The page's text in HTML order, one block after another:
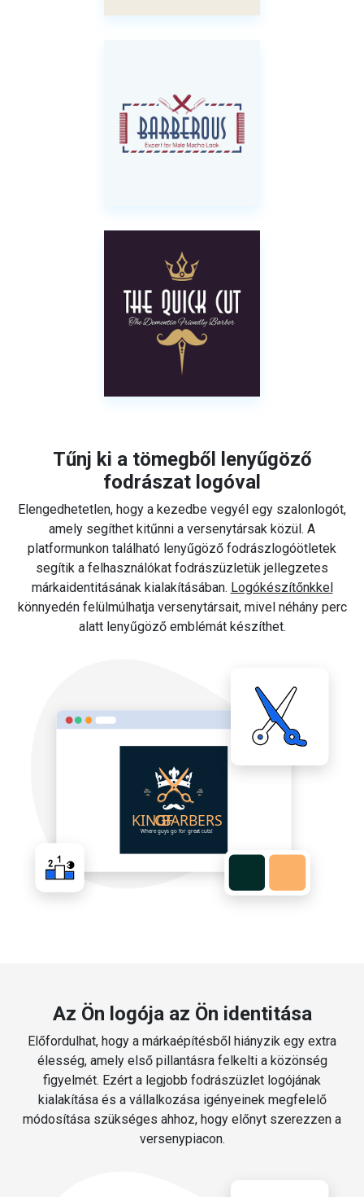
Tűnj ki a tömegből lenyűgöző
fodrászat logóval
Elengedhetetlen, hogy a kezedbe vegyél egy szalonlogót,
amely segíthet kitűnni a versenytársak közül. A
platformunkon található lenyűgöző fodrászlogóötletek
segítik a felhasználókat fodrászüzletük jellegzetes
márkaidentitásának kialakításában. Logókészítőnkkel
könnyedén felülmúlhatja versenytársait, mivel néhány perc
alatt lenyűgöző emblémát készíthet.
Az Ön logója az Ön identitása
Előfordulhat, hogy a márkaépítésből hiányzik egy extra
élesség, amely első pillantásra felkelti a közönség
figyelmét. Ezért a legjobb fodrászüzlet logójának
kialakítása és a vállalkozása igényeinek megfelelő
módosítása szükséges ahhoz, hogy előnyt szerezzen a
versenypiacon.